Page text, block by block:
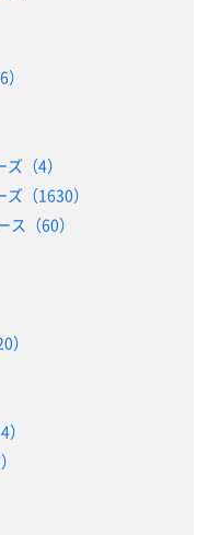
（4）
（1630）
（60）
）